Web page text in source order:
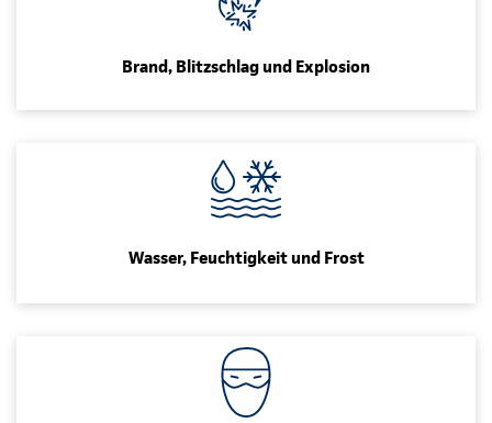
Brand, Blitzschlag und Explosion
Wasser, Feuchtigkeit und Frost